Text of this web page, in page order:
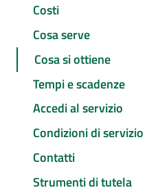
Costi
Cosa serve
Cosa si ottiene
Tempi e scadenze
Accedi al servizio
Condizioni di servizio
Contatti
Strumenti di tutela